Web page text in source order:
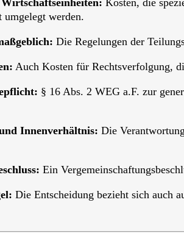
umgelegt werden.
Die Regelungen der
Auch Kosten für Rechtsverfolgung,
§ 16 Abs. 2 WEG a.F. zur
Innenverhältnis: Die
Ein
Die Entscheidung bezieht sich auch